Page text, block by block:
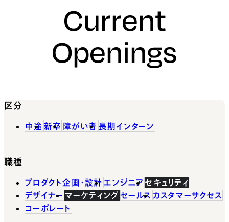
Current
Openings
区分
中途 新卒 障がい者 長期インターン
職種
プロダクト企画・設計 エンジニア セキュリティ
デザイナー マーケティング セールス カスタマーサクセス
コーポレート